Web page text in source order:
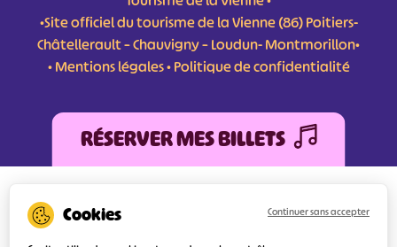
•Site officiel du tourisme de la Vienne (86) Poitiers-
Châtellerault – Chauvigny – Loudun- Montmorillon•
•Mentions légales•Politique de confidentialité
RÉSERVER MES BILLETS
l’Europe au titre du FEDER (Fonds Européen de développement Régional) pour
l’amélioration et la structuration des services numériques pour une meilleure
Continuer sans accepter